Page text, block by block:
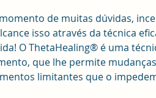
de muitas dúvidas,
isso através da técnica
O ThetaHealing® é uma
que lhe permite
limitantes que o